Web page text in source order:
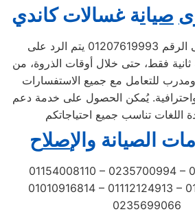
صيانة غسالات كاندي
عبر الاتصال على الرقم 01207619993 يتم الرد على
مكالماتكم خلال 30 ثانية فقط، حتى خلال أوقات الذروة، من
للتعامل مع جميع الاستفسارات
يُمكن الحصول على خدمة دعم
الصيانة و الإصلاح
01154008110 – 0235700994 –
01010916814 – 01112124913 –
0235699066